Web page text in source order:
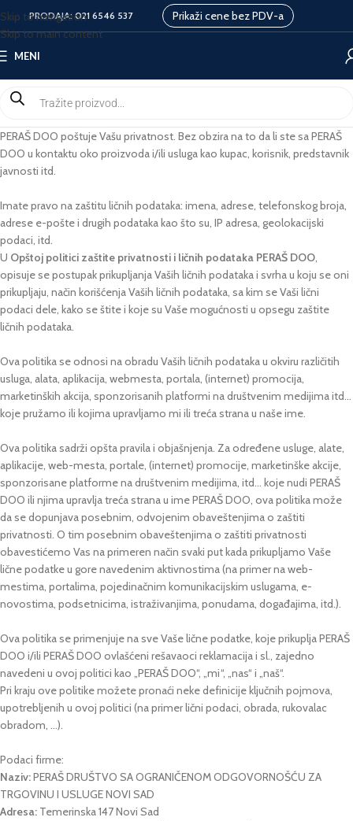
Skip to navigation
Skip to main content
PRODAJA:021 6546 537 Prikaži cene bez PDV-a
MENI
PERAŠ DOO poštuje Vašu privatnost. Bez obzira na to da li ste sa PERAŠ
DOO u kontaktu oko proizvoda i/ili usluga kao kupac, korisnik, predstavnik
javnosti itd.
Imate pravo na zaštitu ličnih podataka: imena, adrese, telefonskog broja,
adrese e-pošte i drugih podataka kao što su, IP adresa, geolokacijski
podaci, itd.
U Opštoj politici zaštite privatnosti i ličnih podataka PERAŠ DOO,
opisuje se postupak prikupljanja Vaših ličnih podataka i svrha u koju se oni
prikupljaju, način korišćenja Vaših ličnih podataka, sa kim se Vaši lični
podaci dele, kako se štite i koje su Vaše mogućnosti u opsegu zaštite
ličnih podataka.
Ova politika se odnosi na obradu Vaših ličnih podataka u okviru različitih
usluga, alata, aplikacija, webmesta, portala, (internet) promocija,
marketinških akcija, sponzorisanih platformi na društvenim medijima itd…
koje pružamo ili kojima upravljamo mi ili treća strana u naše ime.
Ova politika sadrži opšta pravila i objašnjenja. Za određene usluge, alate,
aplikacije, web-mesta, portale, (internet) promocije, marketinške akcije,
sponzorisane platforme na društvenim medijima, itd… koje nudi PERAŠ
DOO ili njima upravlja treća strana u ime PERAŠ DOO, ova politika može
da se dopunjava posebnim, odvojenim obaveštenjima o zaštiti
privatnosti. O tim posebnim obaveštenjima o zaštiti privatnosti
obavestićemo Vas na primeren način svaki put kada prikupljamo Vaše
lične podatke u gore navedenim aktivnostima (na primer na web-
mestima, portalima, pojedinačnim komunikacijskim uslugama, e-
novostima, podsetnicima, istraživanjima, ponudama, događajima, itd.).
Ova politika se primenjuje na sve Vaše lične podatke, koje prikuplja PERAŠ
DOO i/ili PERAŠ DOO ovlašćeni rešavaoci reklamacija i sl., zajedno
navedeni u ovoj politici kao „PERAŠ DOO“, „mi“, „nas“ i „naš“.
Pri kraju ove politike možete pronaći neke definicije ključnih pojmova,
upotrebljenih u ovoj politici (na primer lični podaci, obrada, rukovalac
obradom, …).
Podaci firme:
Naziv:PERAŠ DRUŠTVO SA OGRANIČENOM ODGOVORNOŠĆU ZA
TRGOVINU I USLUGE NOVI SAD
Adresa: Temerinska 147 Novi Sad